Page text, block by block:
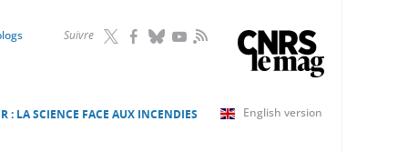
Suivre RSS
English version
: LA SCIENCE FACE AUX INCENDIES